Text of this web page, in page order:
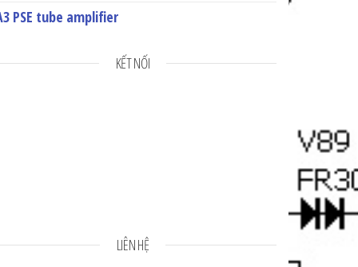
PSE tube amplifier
KẾT NỐI
LIÊN HỆ